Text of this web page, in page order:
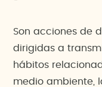
Son acciones de
dirigidas a
hábitos
medio ambiente,